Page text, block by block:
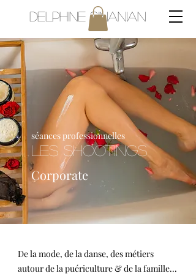
Delphine Sinanian
séances professionnelles
Les shootings
Corporate
De la mode, de la danse, des métiers
autour de la puériculture & de la famille...